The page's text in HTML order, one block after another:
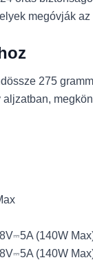
megóvják
275
(140W
(140W